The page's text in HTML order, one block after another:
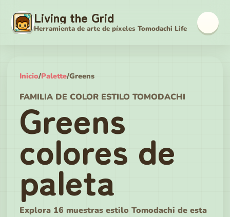
Living the Grid
Herramienta de arte de píxeles Tomodachi Life
Inicio/Palette/Greens
FAMILIA DE COLOR ESTILO TOMODACHI
Greens
colores de
paleta
Explora 16 muestras estilo Tomodachi de esta